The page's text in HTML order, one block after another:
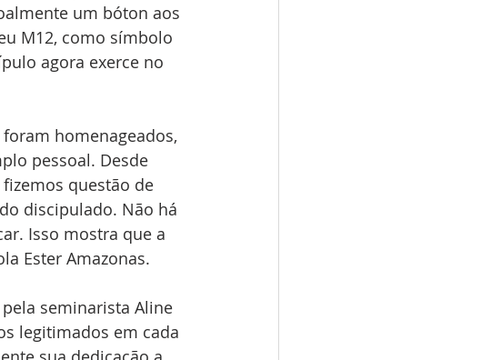
um bóton aos
M12, como símbolo
agora exerce no
homenageados,
pessoal. Desde
questão de
discipulado. Não há
Isso mostra que a
Ester Amazonas.
seminarista Aline
legitimados em cada